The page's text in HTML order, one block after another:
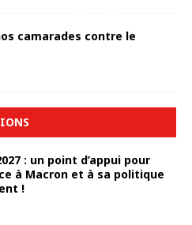
camarades contre le
: un point d’appui pour
à Macron et à sa politique
!